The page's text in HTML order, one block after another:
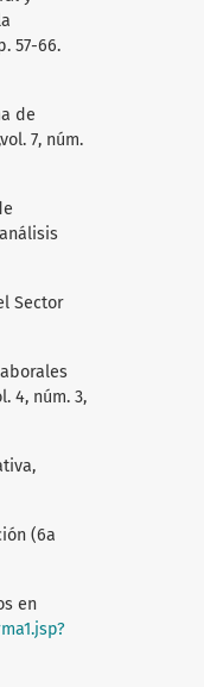
57-66.
de
7, núm.
Sector
4, núm. 3,
(6a
en